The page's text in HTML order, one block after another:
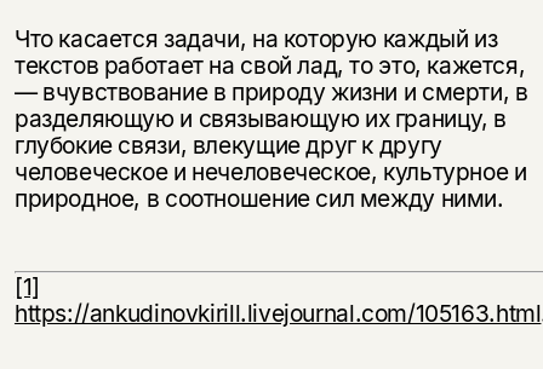
Что касается задачи, на которую каждый из
текстов работает на свой лад, то это, кажется,
— вчувствование в природу жизни и смерти, в
разделяющую и связывающую их границу, в
глубокие связи, влекущие друг к другу
человеческое и нечеловеческое, культурное и
природное, в соотношение сил между ними.
[1]
https://ankudinovkirill.livejournal.com/105163.html